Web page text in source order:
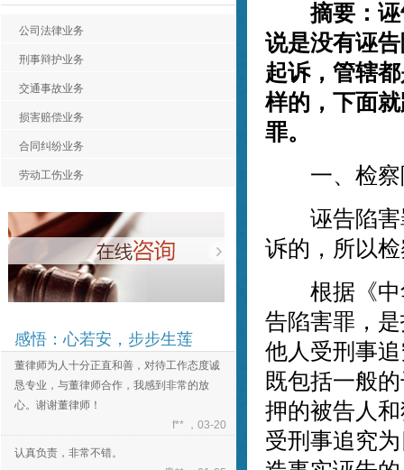
公司法律业务
刑事辩护业务
交通事故业务
损害赔偿业务
合同纠纷业务
劳动工伤业务
感悟：心若安，步步生莲
认真负责，非常不错。
十分感谢董律师的帮助，在案件上为我争取
更大的权益。谢谢。
x** ，03-20
非常感谢董律师的帮助，祝董律师事业蒸蒸
日上！
董律师为人十分正直和善，对待工作态度诚
恳专业，与董律师合作，我感到非常的放
心。谢谢董律师！
认真负责，非常不错。
摘要：诬告
说是没有诬
起诉，管辖
样的，下面
罪。
一、检察
诬告陷害罪
诉的，所以
根据《中华
告陷害罪，
他人受刑事
既包括一般
押的被告人
受刑事追究